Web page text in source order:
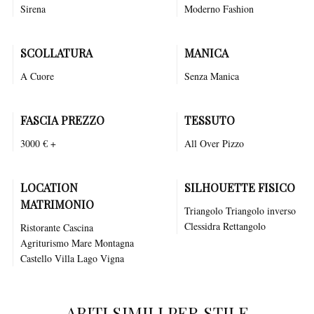
Sirena Moderno Fashion
SCOLLATURA
A Cuore
MANICA
Senza Manica
FASCIA PREZZO
3000 € +
TESSUTO
All Over Pizzo
LOCATION
MATRIMONIO
Ristorante Cascina
Agriturismo Mare Montagna
Castello Villa Lago Vigna
SILHOUETTE FISICO
Triangolo Triangolo inverso
Clessidra Rettangolo